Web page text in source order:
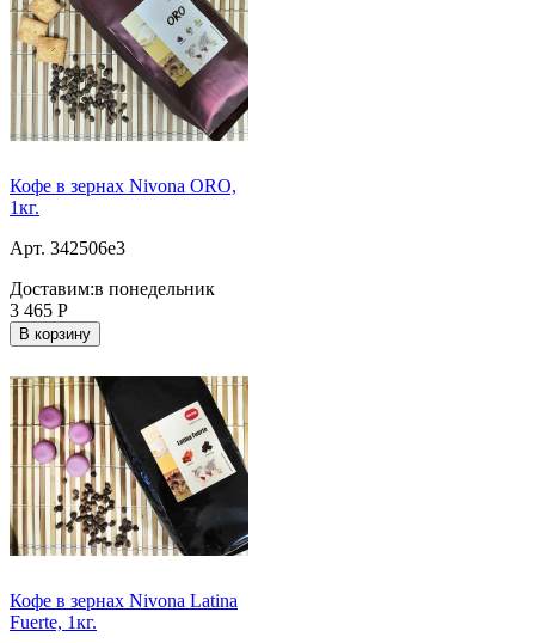
Кофе в зернах Nivona ORO,
1кг.
Арт. 342506e3
Доставим:в понедельник
3 465 Р
В корзину
Кофе в зернах Nivona Latina
Fuerte, 1кг.